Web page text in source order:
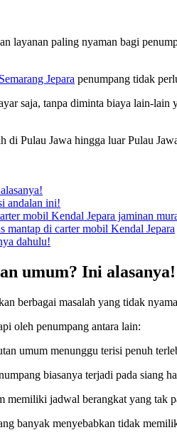
layanan paling nyaman bagi
Jepara penumpang tidak
saja, tanpa diminta biaya lain-
di Pulau Jawa hingga luar Pulau
andalan ini!
mobil Kendal Jepara jaminan
mantap di carter mobil Kendal Jepara
dahulu!
umum? Ini alasanya!
berbagai masalah yang tidak
oleh penumpang antara lain:
umum menunggu terisi penuh
biasanya terjadi pada siang
jadwal berangkat yang tak
banyak menyebabkan tidak